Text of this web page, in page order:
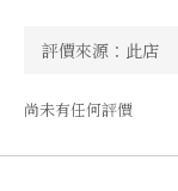
尚未有任何評價